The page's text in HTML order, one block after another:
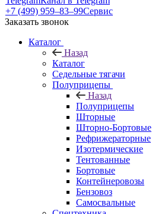
+7 (499) 959‒83‒99Сервис
Заказать звонок
Каталог
Назад
Каталог
Седельные тягачи
Полуприцепы
Назад
Полуприцепы
Шторные
Шторно-Бортовые
Рефрижераторные
Изотермические
Тентованные
Бортовые
Контейнеровозы
Бензовоз
Самосвальные